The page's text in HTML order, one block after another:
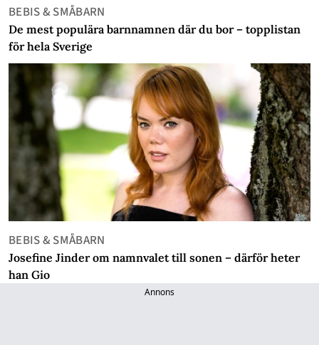
BEBIS & SMÅBARN
De mest populära barnnamnen där du bor – topplistan
för hela Sverige
BEBIS & SMÅBARN
Josefine Jinder om namnvalet till sonen – därför heter
han Gio
Annons